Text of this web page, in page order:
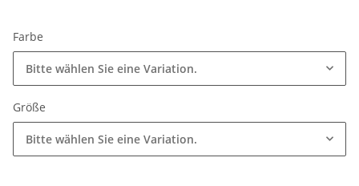
Farbe
Bitte wählen Sie eine Variation.
Größe
Bitte wählen Sie eine Variation.